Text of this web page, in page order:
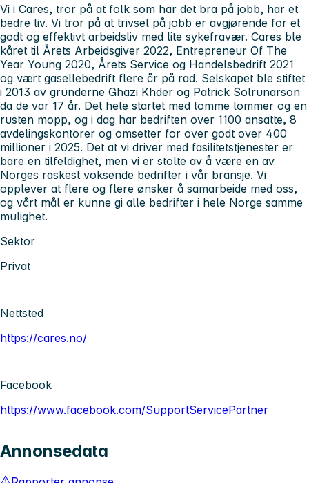
Vi i Cares, tror på at folk som har det bra på jobb, har et
bedre liv. Vi tror på at trivsel på jobb er avgjørende for et
godt og effektivt arbeidsliv med lite sykefravær. Cares ble
kåret til Årets Arbeidsgiver 2022, Entrepreneur Of The
Year Young 2020, Årets Service og Handelsbedrift 2021
og vært gasellebedrift flere år på rad. Selskapet ble stiftet
i 2013 av gründerne Ghazi Khder og Patrick Solrunarson
da de var 17 år. Det hele startet med tomme lommer og en
rusten mopp, og i dag har bedriften over 1100 ansatte, 8
avdelingskontorer og omsetter for over godt over 400
millioner i 2025. Det at vi driver med fasilitetstjenester er
bare en tilfeldighet, men vi er stolte av å være en av
Norges raskest voksende bedrifter i vår bransje. Vi
opplever at flere og flere ønsker å samarbeide med oss,
og vårt mål er kunne gi alle bedrifter i hele Norge samme
mulighet.
Sektor
Privat
Nettsted
https://cares.no/
Facebook
https://www.facebook.com/SupportServicePartner
Annonsedata